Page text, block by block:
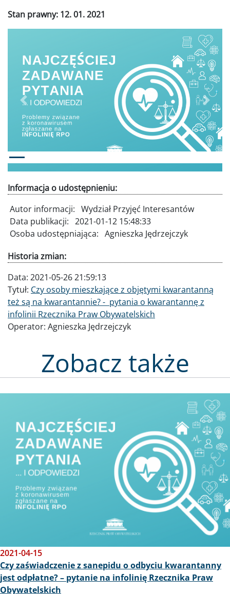
Stan prawny: 12. 01. 2021
Poprzednie Dalej
Informacja o udostępnieniu:
Autor informacji: Wydział Przyjęć Interesantów
Data publikacji: 2021-01-12 15:48:33
Osoba udostępniająca: Agnieszka Jędrzejczyk
Historia zmian:
Data: 2021-05-26 21:59:13
Tytuł: Czy osoby mieszkające z objętymi kwarantanną
też są na kwarantannie? - pytania o kwarantannę z
infolinii Rzecznika Praw Obywatelskich
Operator: Agnieszka Jędrzejczyk
Zobacz także
2021-04-15
Czy zaświadczenie z sanepidu o odbyciu kwarantanny
jest odpłatne? – pytanie na infolinię Rzecznika Praw
Obywatelskich